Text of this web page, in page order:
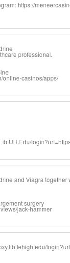
https://
professional.
online-casinos/apps/
and Viagra together
surgery
jack-hammer